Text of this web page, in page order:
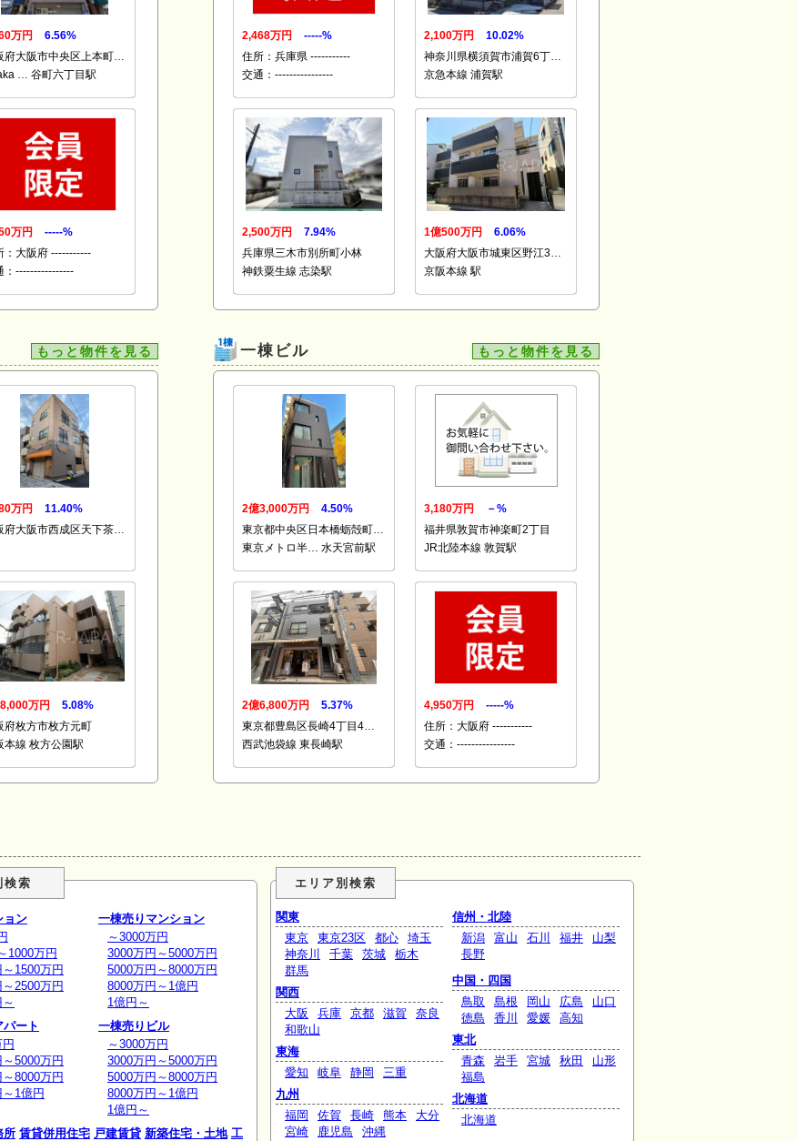
万円
6.56%
府大阪市中央区上本町…
… 谷町六丁目駅
万円
-----%
：大阪府 -----------
：----------------
2,468万円
-----%
住所：兵庫県 -----------
交通：----------------
2,100万円
10.02%
神奈川県横須賀市浦賀6丁…
京急本線 浦賀駅
2,500万円
7.94%
兵庫県三木市別所町小林
神鉄粟生線 志染駅
1億500万円
6.06%
大阪府大阪市城東区野江3…
京阪本線 駅
もっと物件を見る
万円
11.40%
府大阪市西成区天下茶…
万円
5.08%
府枚方市枚方元町
本線 枚方公園駅
一棟ビル もっと物件を見る
2億3,000万円
4.50%
東京都中央区日本橋蛎殻町…
東京メトロ半… 水天宮前駅
3,180万円
－%
福井県敦賀市神楽町2丁目
JR北陸本線 敦賀駅
2億6,800万円
5.37%
東京都豊島区長崎4丁目4…
西武池袋線 東長崎駅
4,950万円
-----%
住所：大阪府 -----------
交通：----------------
検索
ョン
1000万円
1500万円
2500万円
ート
5000万円
8000万円
1億円
一棟売りマンション
～3000万円
3000万円～5000万円
5000万円～8000万円
8000万円～1億円
1億円～
一棟売りビル
～3000万円
3000万円～5000万円
5000万円～8000万円
8000万円～1億円
1億円～
所 賃貸併用住宅 戸建賃貸 新築住宅・土地 工
エリア別検索
関東
東京
東京23区 都心
埼玉
神奈川
千葉 茨城
栃木
群馬
関西
大阪
兵庫 京都 滋賀
奈良
和歌山
東海
愛知
岐阜 静岡
三重
九州
福岡
佐賀 長崎 熊本
大分
宮崎
鹿児島 沖縄
信州・北陸
新潟
富山 石川 福井
山梨
長野
中国・四国
鳥取
島根 岡山 広島
山口
徳島
香川 愛媛
高知
東北
青森
岩手 宮城 秋田
山形
福島
北海道
北海道